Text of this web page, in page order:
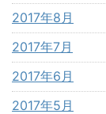
2017年8月
2017年7月
2017年6月
2017年5月